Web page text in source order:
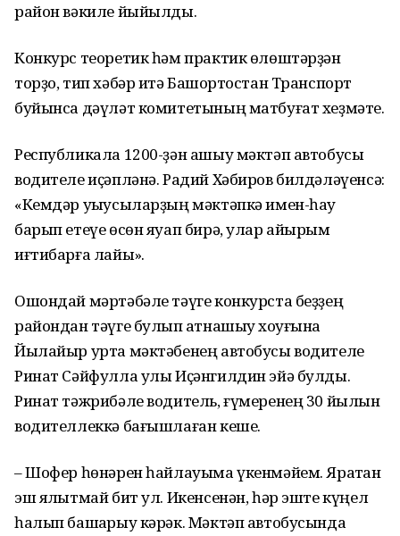
район вәкиле йыйылды.
Конкурс теоретик һәм практик өлөштәрҙән
торҙо, тип хәбәр итә Башҡортостан Транспорт
буйынса дәүләт комитетының матбуғат хеҙмәте.
Республикала 1200-ҙән ашыу мәктәп автобусы
водителе иҫәпләнә. Радий Хәбиров билдәләүенсә:
«Кемдәр уҡыусыларҙың мәктәпкә имен-һау
барып етеүе өсөн яуап бирә, улар айырым
иғтибарға лайыҡ».
Ошондай мәртәбәле тәүге конкурста беҙҙең
райондан тәүге булып ҡатнашыу хоҡуғына
Йылайыр урта мәктәбенең автобусы водителе
Ринат Сәйфулла улы Иҫәнгилдин эйә булды.
Ринат тәжрибәле водитель, ғүмеренең 30 йылын
водителлеккә бағышлаған кеше.
– Шофер һөнәрен һайлауыма үкенмәйем. Яратҡан
эш ялҡытмай бит ул. Икенсенән, һәр эште күңел
һалып башҡарыу кәрәк. Мәктәп автобусында